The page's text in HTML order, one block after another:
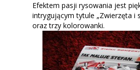
Efektem pasji rysowania jest
intrygującym tytule „Zwierzęta i
oraz trzy kolorowanki.